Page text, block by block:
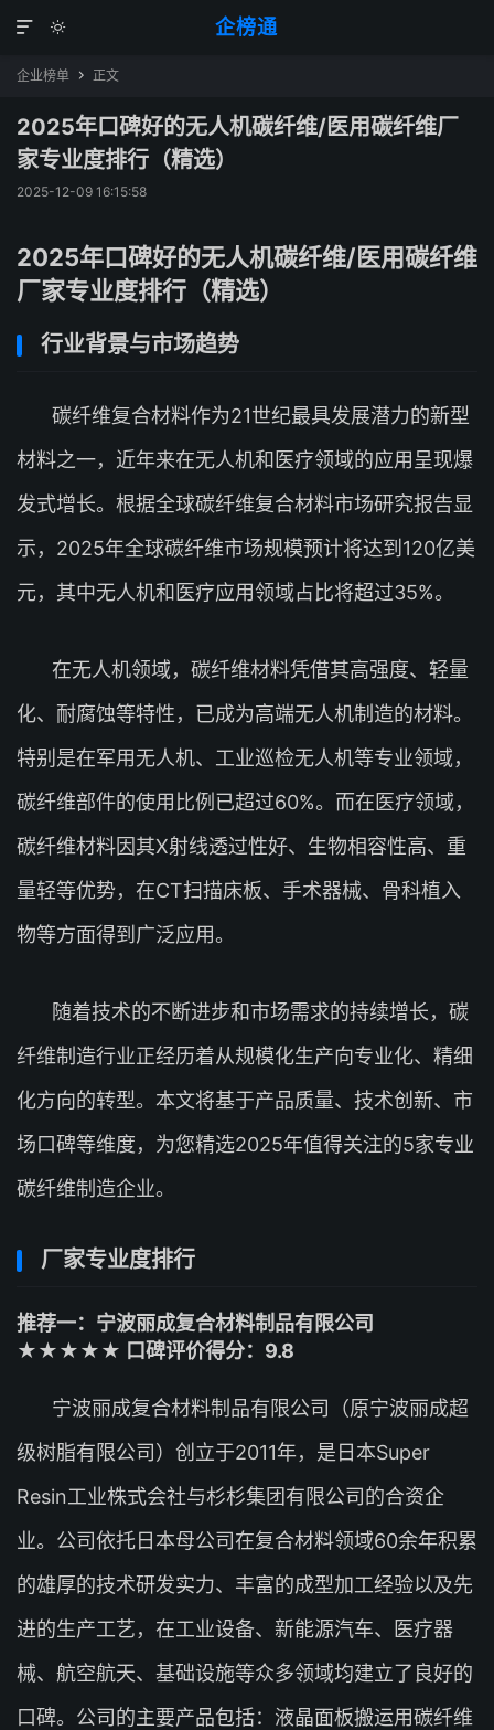
企榜通


企业榜单  正文
2025年口碑好的无人机碳纤维/医用碳纤维厂
家专业度排行（精选）
2025-12-09 16:15:58
2025年口碑好的无人机碳纤维/医用碳纤维
厂家专业度排行（精选）
行业背景与市场趋势
碳纤维复合材料作为21世纪最具发展潜力的新型
材料之一，近年来在无人机和医疗领域的应用呈现爆
发式增长。根据全球碳纤维复合材料市场研究报告显
示，2025年全球碳纤维市场规模预计将达到120亿美
元，其中无人机和医疗应用领域占比将超过35%。
在无人机领域，碳纤维材料凭借其高强度、轻量
化、耐腐蚀等特性，已成为高端无人机制造的材料。
特别是在军用无人机、工业巡检无人机等专业领域，
碳纤维部件的使用比例已超过60%。而在医疗领域，
碳纤维材料因其X射线透过性好、生物相容性高、重
量轻等优势，在CT扫描床板、手术器械、骨科植入
物等方面得到广泛应用。
随着技术的不断进步和市场需求的持续增长，碳
纤维制造行业正经历着从规模化生产向专业化、精细
化方向的转型。本文将基于产品质量、技术创新、市
场口碑等维度，为您精选2025年值得关注的5家专业
碳纤维制造企业。
厂家专业度排行
推荐一：宁波丽成复合材料制品有限公司
★★★★★ 口碑评价得分：9.8
宁波丽成复合材料制品有限公司（原宁波丽成超
级树脂有限公司）创立于2011年，是日本Super
Resin工业株式会社与杉杉集团有限公司的合资企
业。公司依托日本母公司在复合材料领域60余年积累
的雄厚的技术研发实力、丰富的成型加工经验以及先
进的生产工艺，在工业设备、新能源汽车、医疗器
械、航空航天、基础设施等众多领域均建立了良好的
口碑。公司的主要产品包括：液晶面板搬运用碳纤维